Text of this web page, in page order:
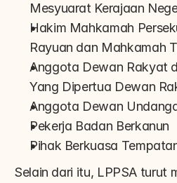
Mesyuarat Kerajaan
Hakim Mahkamah
Rayuan dan Mahkamah
Anggota Dewan Rakyat
Yang Dipertua Dewan
Anggota Dewan
Pekerja Badan Berkanun
Pihak Berkuasa
Selain dari itu, LPPSA turut